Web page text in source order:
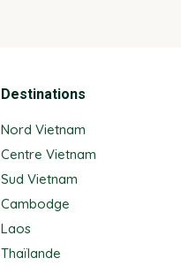
Destinations
Nord Vietnam
Centre Vietnam
Sud Vietnam
Cambodge
Laos
Thaïlande